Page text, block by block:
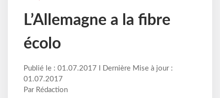
L’Allemagne a la fibre
écolo
Publié le : 01.07.2017 I Dernière Mise à jour :
01.07.2017
Par Rédaction